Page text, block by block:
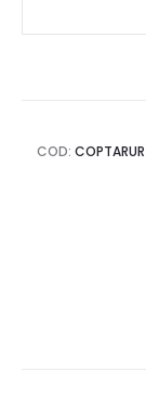
COD: COPTARUR